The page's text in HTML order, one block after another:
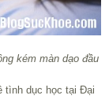
kém màn dạo đầu
tình dục học tại Đại